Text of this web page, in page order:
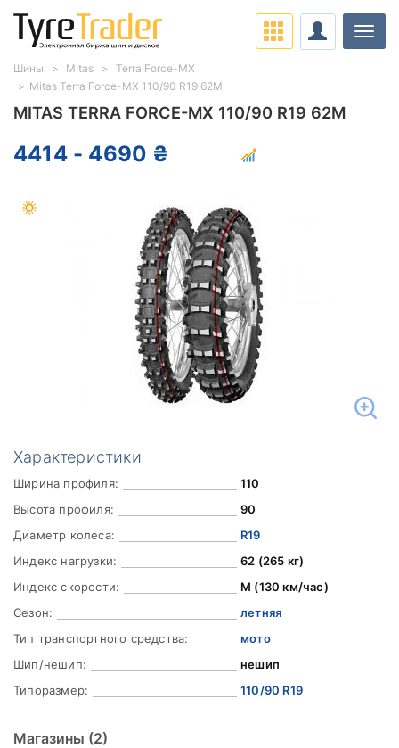
MITAS TERRA FORCE-MX 110/90 R19 62M
4414 - 4690 ₴
Характеристики
Ширина профиля:
110
Высота профиля:
90
Диаметр колеса:
R19
Индекс нагрузки:
62 (265 кг)
Индекс скорости:
M (130 км/час)
Сезон:
летняя
Тип транспортного средства:
мото
Шип/нешип:
нешип
Типоразмер:
110/90 R19
Магазины (2)
Шины Mitas
Terra Force-MX
Mitas Terra Force-MX 110/90 R19 62M